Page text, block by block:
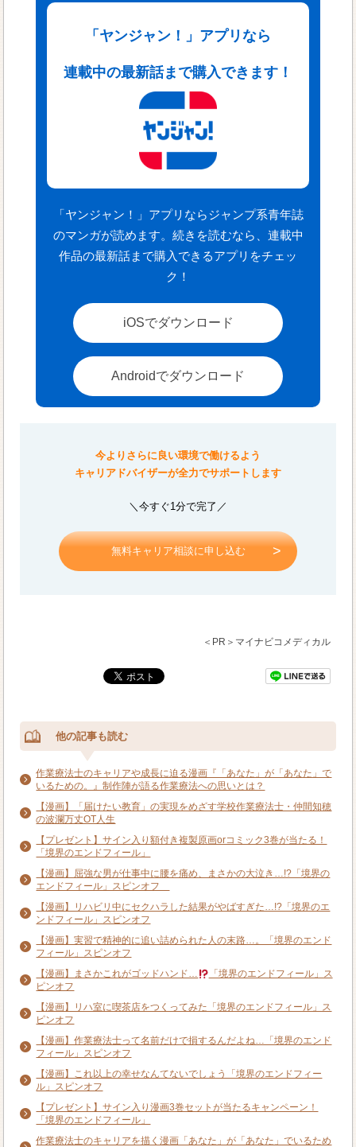
「ヤンジャン！」アプリなら
連載中の最新話まで購入できます！
「ヤンジャン！」アプリならジャンプ系青年誌
のマンガが読めます。続きを読むなら、連載中
作品の最新話まで購入できるアプリをチェッ
ク！
iOSでダウンロード
Androidでダウンロード
今よりさらに良い環境で働けるよう
キャリアドバイザーが全力でサポートします
＼今すぐ1分で完了／
無料キャリア相談に申し込む
＜PR＞マイナビコメディカル
他の記事も読む
作業療法士のキャリアや成長に迫る漫画『「あなた」が「あなた」で
いるための。』制作陣が語る作業療法への思いとは？
【漫画】「届けたい教育」の実現をめざす学校作業療法士・仲間知穂
の波瀾万丈OT人生
【プレゼント】サイン入り額付き複製原画orコミック3巻が当たる！
「境界のエンドフィール」
【漫画】屈強な男が仕事中に腰を痛め、まさかの大泣き…!?「境界の
エンドフィール」スピンオフ
【漫画】リハビリ中にセクハラした結果がやばすぎた…!?「境界のエ
ンドフィール」スピンオフ
【漫画】実習で精神的に追い詰められた人の末路…。「境界のエンド
フィール」スピンオフ
【漫画】まさかこれがゴッドハンド…
「境界のエンドフィール」ス
ピンオフ
【漫画】リハ室に喫茶店をつくってみた「境界のエンドフィール」ス
ピンオフ
【漫画】作業療法士って名前だけで損するんだよね…「境界のエンド
フィール」スピンオフ
【漫画】これ以上の幸せなんてないでしょう「境界のエンドフィー
ル」スピンオフ
【プレゼント】サイン入り漫画3巻セットが当たるキャンペーン！
「境界のエンドフィール」
作業療法士のキャリアを描く漫画「あなた」が「あなた」でいるため